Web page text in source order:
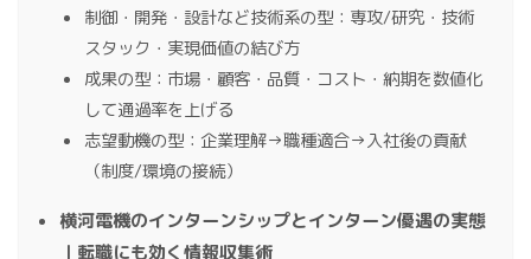
制御・開発・設計など技術系の型：専攻/研究・技術
スタック・実現価値の結び方
成果の型：市場・顧客・品質・コスト・納期を数値化
して通過率を上げる
志望動機の型：企業理解→職種適合→入社後の貢献
（制度/環境の接続）
横河電機のインターンシップとインターン優遇の実態
｜転職にも効く情報収集術